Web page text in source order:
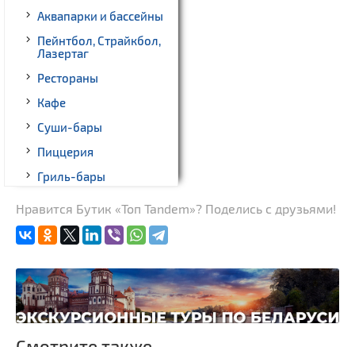
Аквапарки и бассейны
Пейнтбол, Страйкбол,
Лазертаг
Рестораны
Кафе
Суши-бары
Пиццерия
Гриль-бары
Театры
Боулинг
Бильярд
Казино
Нравится Бутик «Топ Tandem»? Поделись с друзьями!